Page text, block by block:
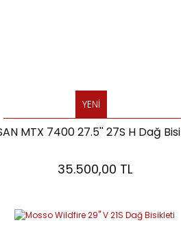
YENİ
MTX 7400 27.5'' 27S H Dağ
35.500,00 TL